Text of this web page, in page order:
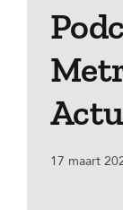
17 maart